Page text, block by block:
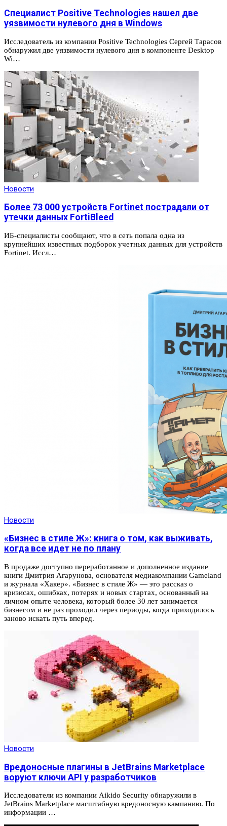
Специалист Positive Technologies нашел две
уязвимости нулевого дня в Windows
Исследователь из компании Positive Technologies Сергей Тарасов
обнаружил две уязвимости нулевого дня в компоненте Desktop
Wi…
Новости
Более 73 000 устройств Fortinet пострадали от
утечки данных FortiBleed
ИБ-специалисты сообщают, что в сеть попала одна из
крупнейших известных подборок учетных данных для устройств
Fortinet. Иссл…
Новости
«Бизнес в стиле Ж»: книга о том, как выживать,
когда все идет не по плану
В продаже доступно переработанное и дополненное издание
книги Дмитрия Агарунова, основателя медиакомпании Gameland
и журнала «Хакер». «Бизнес в стиле Ж» — это рассказ о
кризисах, ошибках, потерях и новых стартах, основанный на
личном опыте человека, который более 30 лет занимается
бизнесом и не раз проходил через периоды, когда приходилось
заново искать путь вперед.
Новости
Вредоносные плагины в JetBrains Marketplace
воруют ключи API у разработчиков
Исследователи из компании Aikido Security обнаружили в
JetBrains Marketplace масштабную вредоносную кампанию. По
информации …